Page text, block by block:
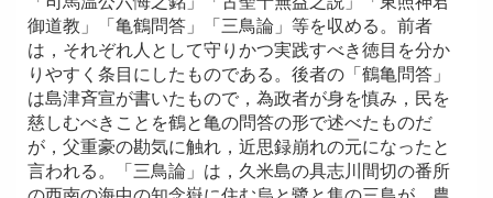
御道教」「亀鶴問答」「三鳥論」等を収める。前者
は，それぞれ人として守りかつ実践すべき徳目を分か
りやすく条目にしたものである。後者の「鶴亀問答」
は島津斉宣が書いたもので，為政者が身を慎み，民を
慈しむべきことを鶴と亀の問答の形で述べたものだ
が，父重豪の勘気に触れ，近思録崩れの元になったと
言われる。「三鳥論」は，久米島の具志川間切の番所